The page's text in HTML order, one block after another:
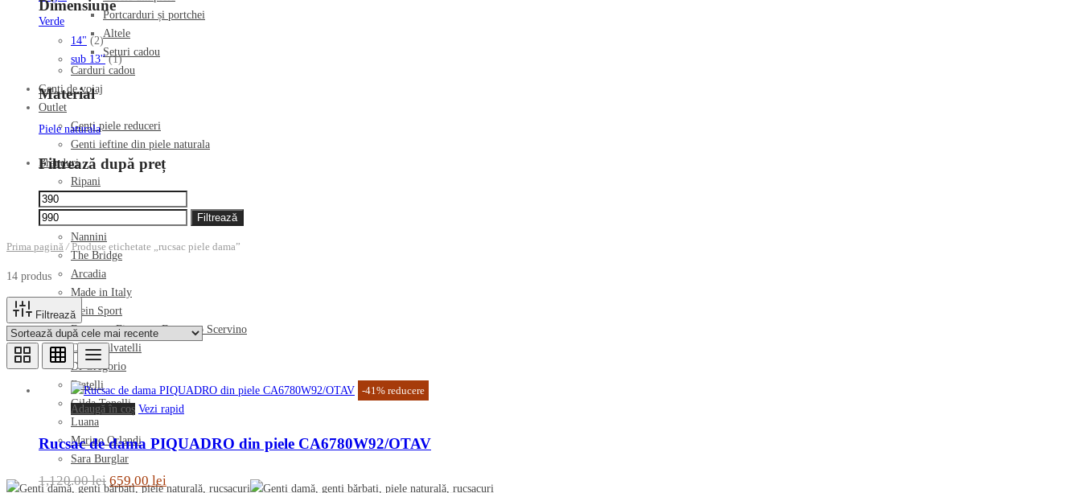
Portcarduri și portchei
Altele
Seturi cadou
Carduri cadou
Genti de voiaj
Outlet
Genți piele reduceri
Genti ieftine din piele naturala
Branduri
Ripani
Nannini
The Bridge
Arcadia
Made in Italy
Plein Sport
Ermanno Firenze – Ermanno Scervino
Carlo Salvatelli
Di Gregorio
Fratelli
Gilda Tonelli
Luana
Marino Orlandi
Sara Burglar
Verde
Dimensiune
14" (2)
sub 13'' (1)
Material
Piele naturala
Filtrează după preț
Preț
minim
maxim
Filtrează
Prima pagină /Produse etichetate „rucsac piele dama”
14 produs
Filtrează
-41 % reducere
Adaugă în coș Vezi rapid
Rucsac de dama PIQUADRO din piele CA6780W92/OTAV
1,120.00lei Prețul
659.00 lei